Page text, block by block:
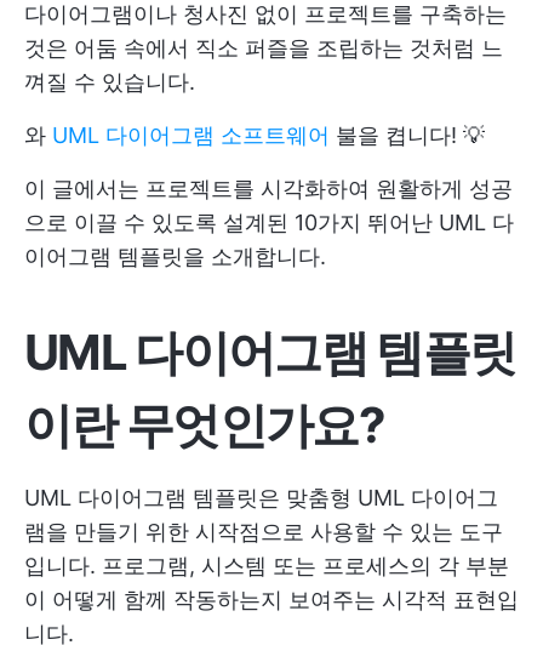
다이어그램이나 청사진 없이 프로젝트를 구축하는
것은 어둠 속에서 직소 퍼즐을 조립하는 것처럼 느
껴질 수 있습니다.
와 UML 다이어그램 소프트웨어 불을 켭니다! 💡
이 글에서는 프로젝트를 시각화하여 원활하게 성공
으로 이끌 수 있도록 설계된 10가지 뛰어난 UML 다
이어그램 템플릿을 소개합니다.
UML 다이어그램 템플릿
이란 무엇인가요?
UML 다이어그램 템플릿은 맞춤형 UML 다이어그
램을 만들기 위한 시작점으로 사용할 수 있는 도구
입니다. 프로그램, 시스템 또는 프로세스의 각 부분
이 어떻게 함께 작동하는지 보여주는 시각적 표현입
니다.